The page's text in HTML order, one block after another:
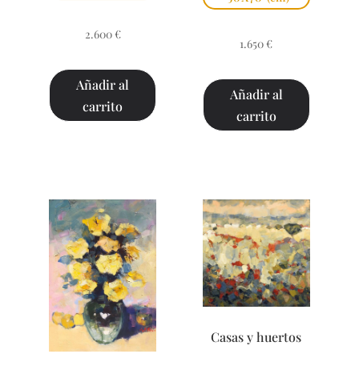
2.600 €
Añadir al
carrito
1.650 €
Añadir al
carrito
Casas y huertos